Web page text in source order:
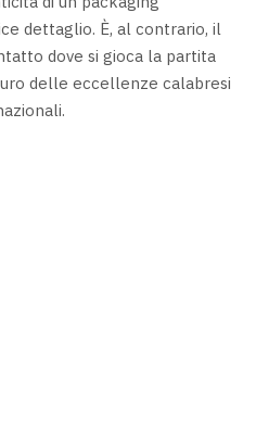
dettaglio. È, al contrario, il
dove si gioca la partita
delle eccellenze calabresi